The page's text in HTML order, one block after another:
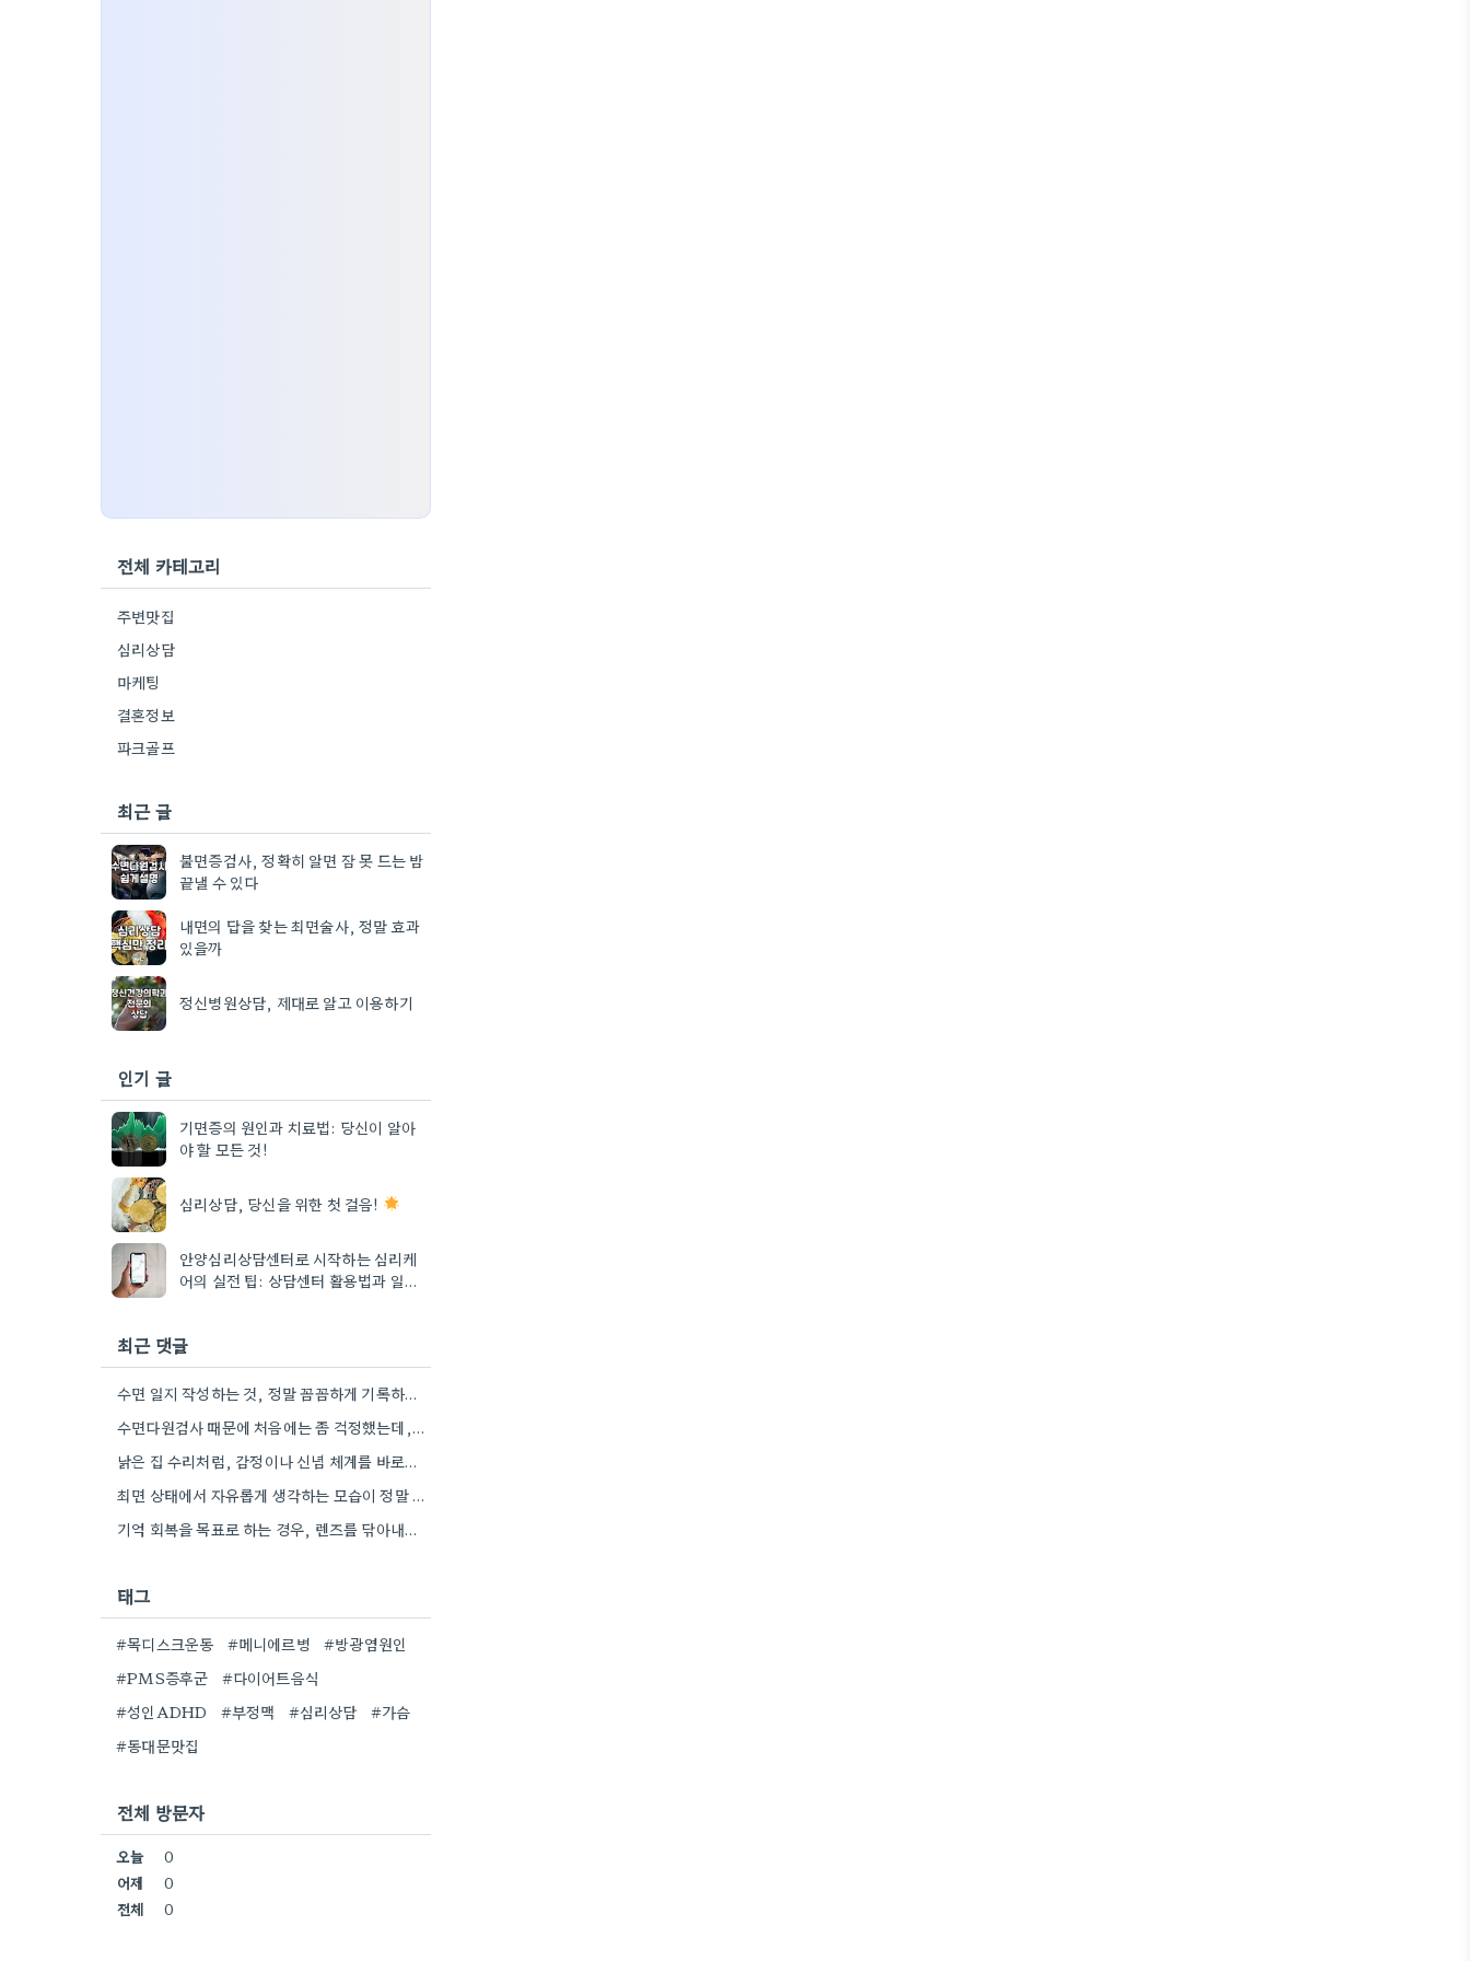
전체 카테고리
주변맛집
심리상담
마케팅
결혼정보
파크골프
최근 글
불면증검사, 정확히 알면 잠 못 드는 밤
끝낼 수 있다
내면의 답을 찾는 최면술사, 정말 효과
있을까
정신병원상담, 제대로 알고 이용하기
인기 글
기면증의 원인과 치료법: 당신이 알아
야 할 모든 것!
심리상담, 당신을 위한 첫 걸음!
안양심리상담센터로 시작하는 심리케
어의 실전 팁: 상담센터 활용법과 일상
최근 댓글
수면 일지 작성하는 것, 정말 꼼꼼하게 기록하는 게 중요하네요. 제가 아는 사람도 엉뚱하게 적어서 결과가…
수면다원검사 때문에 처음에는 좀 걱정했는데, 수면무호흡증 같은 문제도 같이 확인해준다는 점이 좋네요.
낡은 집 수리처럼, 감정이나 신념 체계를 바로잡는다는 점이 특히 와닿네요. 제가 예전에 비슷한 경험이 있어서…
최면 상태에서 자유롭게 생각하는 모습이 정말 흥미로워요. 낡은 집 수리처럼 근본적인 문제 찾기가 중요하죠.
기억 회복을 목표로 하는 경우, 렌즈를 닦아내는 비유처럼 조금 더 섬세한 접근이 필요하겠네요.
태그
#목디스크운동 #메니에르병
#방광염원인
#PMS증후군
#다이어트음식
#성인ADHD
#부정맥 #심리상담
#가슴
#동대문맛집
전체 방문자
오늘
0
어제
0
전체
0